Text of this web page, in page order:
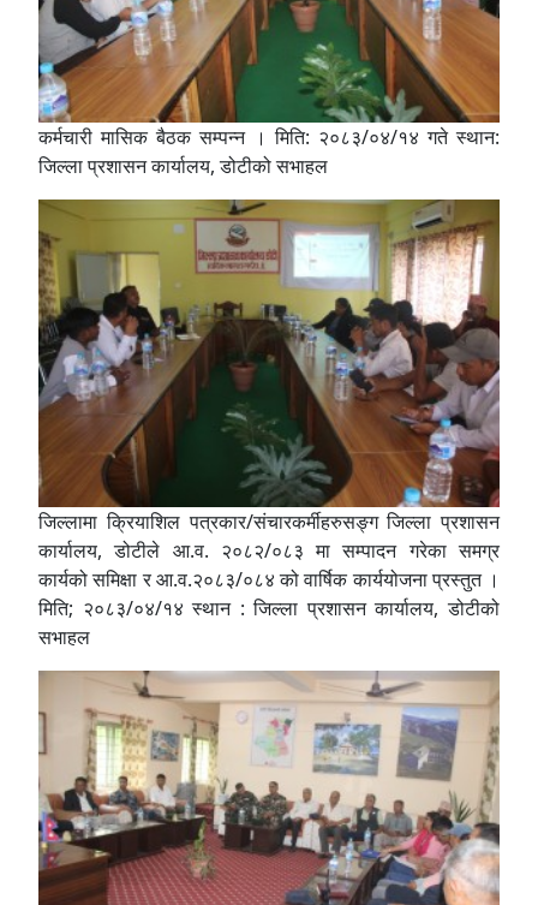
कर्मचारी मासिक बैठक सम्पन्न । मिति: २०८३/०४/१४ गते स्थान:
जिल्ला प्रशासन कार्यालय, डोटीको सभाहल
जिल्लामा क्रियाशिल पत्रकार/संचारकर्मीहरुसङ्ग जिल्ला प्रशासन
कार्यालय, डोटीले आ.व. २०८२/०८३ मा सम्पादन गरेका समग्र
कार्यको समिक्षा र आ.व.२०८३/०८४ को वार्षिक कार्ययोजना प्रस्तुत ।
मिति; २०८३/०४/१४ स्थान : जिल्ला प्रशासन कार्यालय, डोटीको
सभाहल